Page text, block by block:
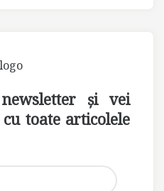
și vei
toate articolele